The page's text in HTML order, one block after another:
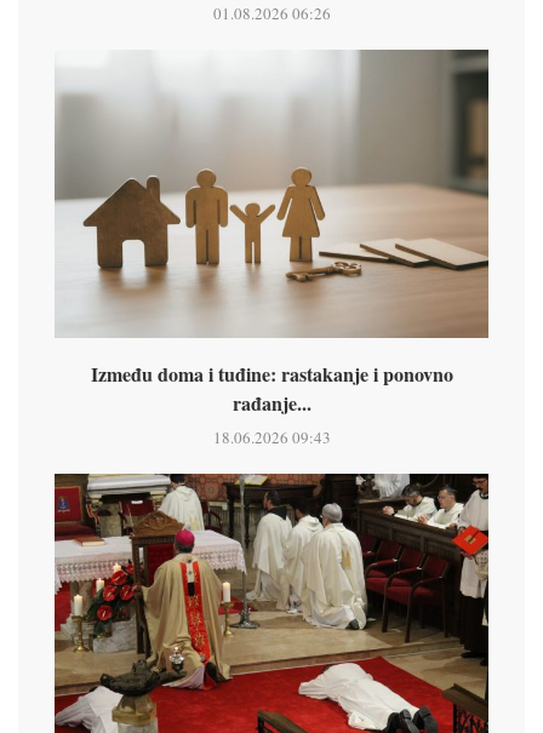
01.08.2026 06:26
Između doma i tuđine: rastakanje i ponovno
rađanje...
18.06.2026 09:43